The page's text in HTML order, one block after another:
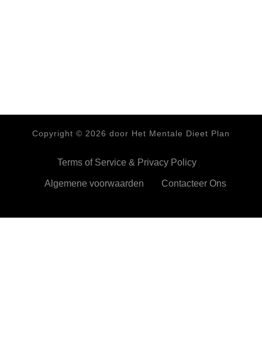
Copyright © 2026 door Het Mentale Dieet Plan
Terms of Service & Privacy Policy
Algemene voorwaarden Contacteer Ons